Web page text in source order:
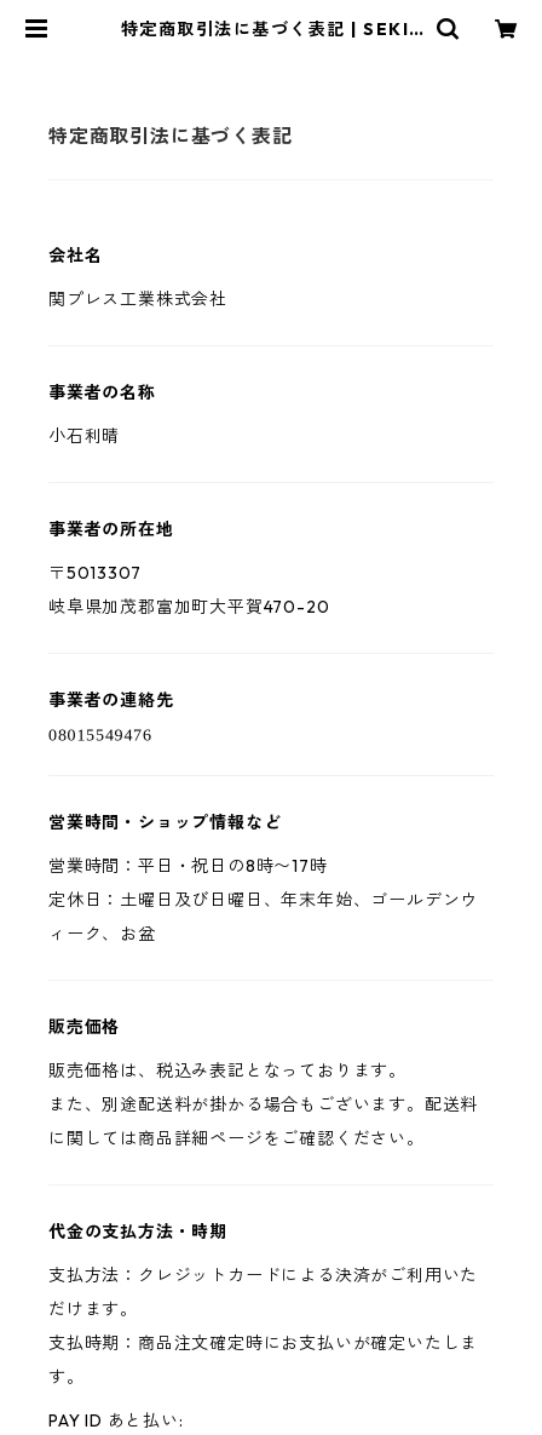
特定商取引法に基づく表記 | SEKIP
特定商取引法に基づく表記
会社名
関プレス工業株式会社
事業者の名称
小石利晴
事業者の所在地
〒5013307
岐阜県加茂郡富加町大平賀470-20
事業者の連絡先
営業時間・ショップ情報など
営業時間：平日・祝日の8時〜17時
定休日：土曜日及び日曜日、年末年始、ゴールデンウ
ィーク、お盆
販売価格
販売価格は、税込み表記となっております。
また、別途配送料が掛かる場合もございます。配送料
に関しては商品詳細ページをご確認ください。
代金の支払方法・時期
支払方法：クレジットカードによる決済がご利用いた
だけます。
支払時期：商品注文確定時にお支払いが確定いたしま
す。
PAY ID あと払い: